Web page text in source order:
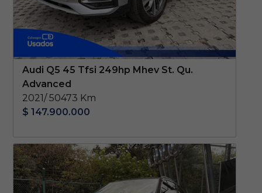
Audi Q5 45 Tfsi 249hp Mhev St. Qu.
Advanced
2021/ 50473 Km
$ 147.900.000